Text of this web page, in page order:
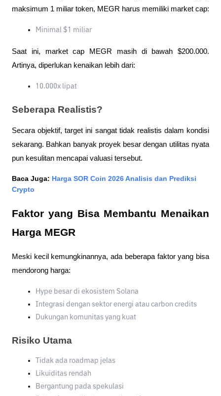
maksimum 1 miliar token, MEGR harus memiliki market cap:
Minimal $1 miliar
Saat ini, market cap MEGR masih di bawah $200.000.
Artinya, diperlukan kenaikan lebih dari:
10.000x lipat
Seberapa Realistis?
Secara objektif, target ini sangat tidak realistis dalam kondisi
sekarang. Bahkan banyak proyek besar dengan utilitas nyata
pun kesulitan mencapai valuasi tersebut.
Baca Juga: Harga SOR Coin 2026 Analisis dan Prediksi
Crypto
Faktor yang Bisa Membantu Menaikan
Harga MEGR
Meski kecil kemungkinannya, ada beberapa faktor yang bisa
mendorong harga:
Hype besar di ekosistem Solana
Integrasi dengan sektor energi atau carbon credits
Dukungan komunitas yang kuat
Risiko Utama
Tidak ada roadmap jelas
Likuiditas rendah
Bergantung pada spekulasi